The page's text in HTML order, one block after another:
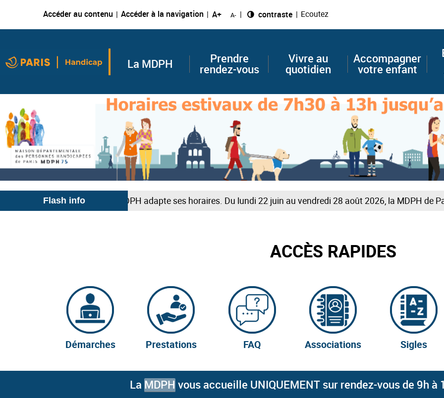
Accéder au contenu Accéder à la navigation A+ A- Changer le
contraste Ecoutez
La MDPH
Prendre
rendez-vous
Vivre au
quotidien
Accompagner
votre enfant
Flash info
la période estivale, la MDPH adapte ses horaires. Du lundi 22 juin au vendredi 28 août 2026, la MDPH de
ACCÈS RAPIDES
Démarches Prestations FAQ Associations Sigles
La MDPH vous accueille UNIQUEMENT sur rendez-vous de 9h à